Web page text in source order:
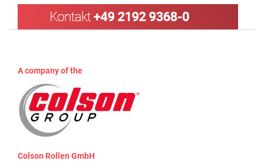
A company of the
Colson Rollen GmbH